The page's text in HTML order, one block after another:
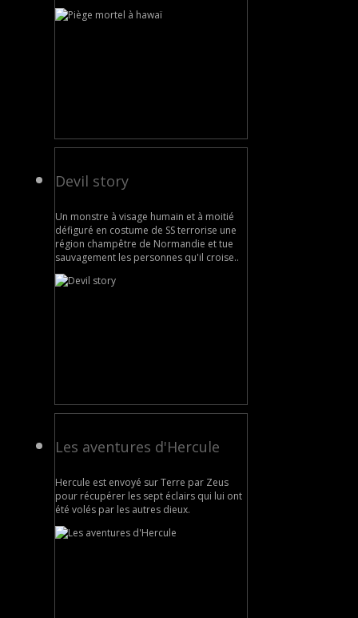
Devil story
Un monstre à visage humain et à moitié
défiguré en costume de SS terrorise une
région champêtre de Normandie et tue
sauvagement les personnes qu'il croise..
Les aventures d'Hercule
Hercule est envoyé sur Terre par Zeus
pour récupérer les sept éclairs qui lui ont
été volés par les autres dieux.